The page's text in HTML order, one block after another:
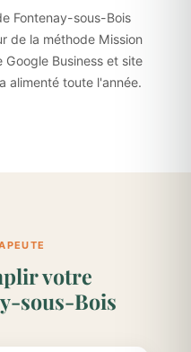
Fontenay-sous-Bois
de la méthode Mission
Google Business et site
alimenté toute l'année.
votre
sous-Bois